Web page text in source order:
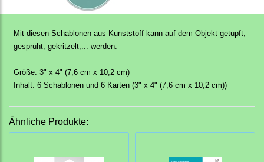
Mit diesen Schablonen aus Kunststoff kann auf dem Objekt getupft,
gesprüht, gekritzelt,... werden.
Größe: 3" x 4" (7,6 cm x 10,2 cm)
Inhalt: 6 Schablonen und 6 Karten (3" x 4" (7,6 cm x 10,2 cm))
Ähnliche Produkte: